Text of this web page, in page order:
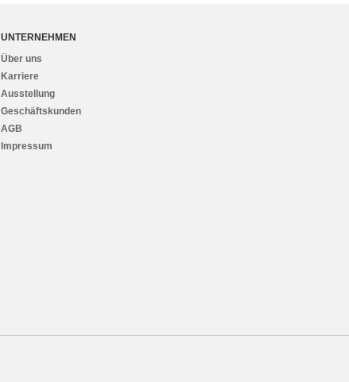
UNTERNEHMEN
Über uns
Karriere
Ausstellung
Geschäftskunden
AGB
Impressum